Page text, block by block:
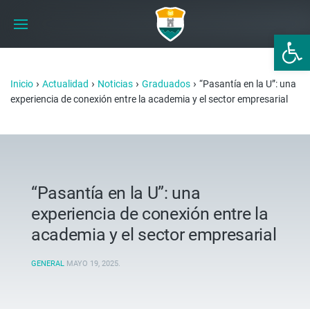
Abrir
Inicio › Actualidad › Noticias › Graduados › “Pasantía en la U”: una
experiencia de conexión entre la academia y el sector empresarial
“Pasantía en la U”: una
experiencia de conexión entre la
academia y el sector empresarial
GENERAL MAYO 19, 2025.